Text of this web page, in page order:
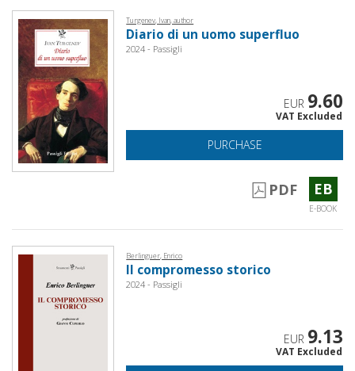
Turgenev, Ivan, author
Diario di un uomo superfluo
2024 - Passigli
EUR 9.60
VAT Excluded
PURCHASE
PDF EB
E-BOOK
Berlinguer, Enrico
Il compromesso storico
2024 - Passigli
EUR 9.13
VAT Excluded